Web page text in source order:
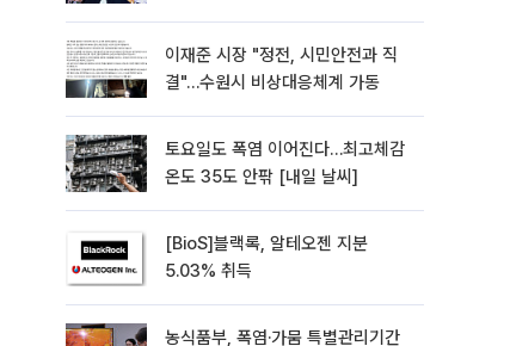
이재준 시장 "정전, 시민안전과 직
결"…수원시 비상대응체계 가동
토요일도 폭염 이어진다…최고체감
온도 35도 안팎 [내일 날씨]
[BioS]블랙록, 알테오젠 지분
5.03% 취득
농식품부, 폭염·가뭄 특별관리기간